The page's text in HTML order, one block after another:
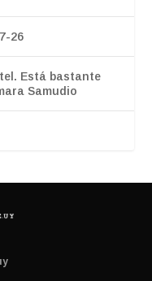
26
Está bastante
Samudio